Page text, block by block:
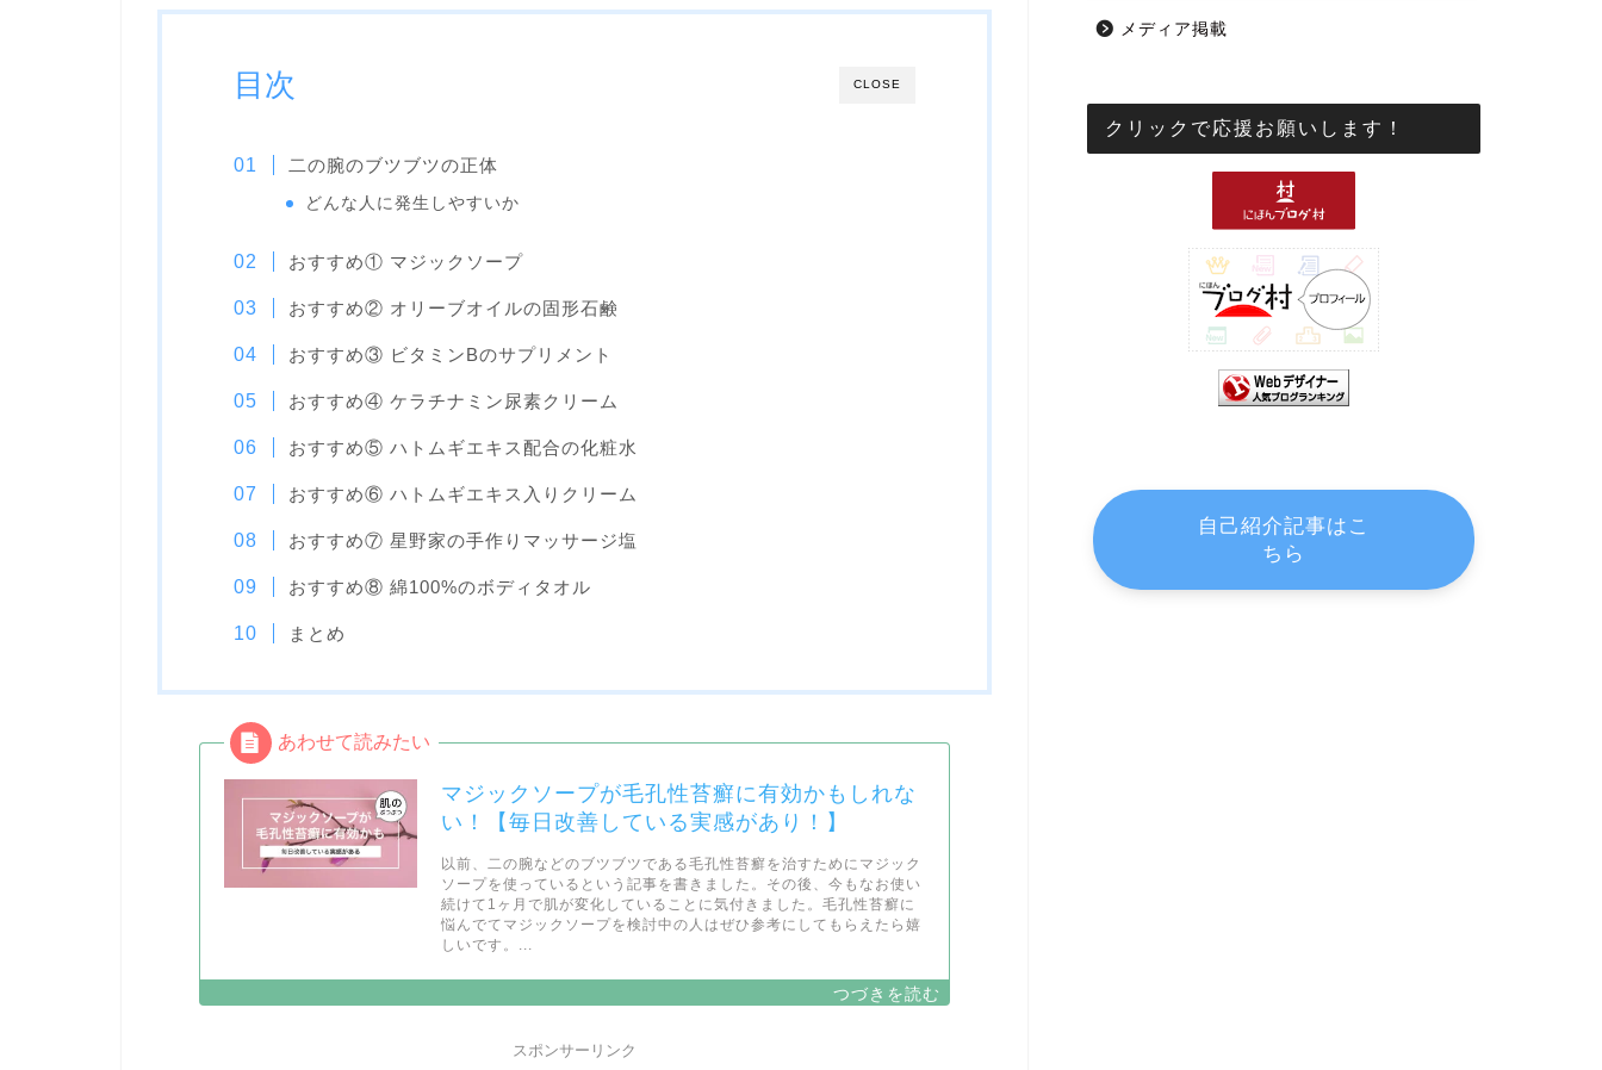
CLOSE
目次
二の腕のブツブツの正体
どんな人に発生しやすいか
おすすめ① マジックソープ
おすすめ② オリーブオイルの固形石鹸
おすすめ③ ビタミンBのサプリメント
おすすめ④ ケラチナミン尿素クリーム
おすすめ⑤ ハトムギエキス配合の化粧水
おすすめ⑥ ハトムギエキス入りクリーム
おすすめ⑦ 星野家の手作りマッサージ塩
おすすめ⑧ 綿100%のボディタオル
まとめ
マジックソープが毛孔性苔癬に有効かもしれな
い！【毎日改善している実感があり！】
以前、二の腕などのブツブツである毛孔性苔癬を治すためにマジック
ソープを使っているという記事を書きました。その後、今もなお使い
続けて1ヶ月で肌が変化していることに気付きました。毛孔性苔癬に
悩んでてマジックソープを検討中の人はぜひ参考にしてもらえたら嬉
しいです。...
スポンサーリンク
メディア掲載
クリックで応援お願いします！
自己紹介記事はこ
ちら